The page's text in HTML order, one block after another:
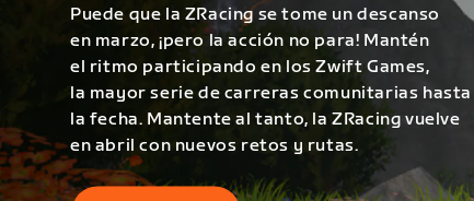
Puede que la ZRacing se tome un descanso
en marzo, ¡pero la acción no para! Mantén
el ritmo participando en los Zwift Games,
la mayor serie de carreras comunitarias hasta
la fecha. Mantente al tanto, la ZRacing vuelve
en abril con nuevos retos y rutas.